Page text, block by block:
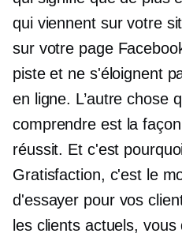
qui viennent sur votre
sur votre page
piste et ne s'éloignent
en ligne. L’autre chose
comprendre est la
réussit. Et c'est
Gratisfaction, c'est le
d'essayer pour vos
les clients actuels,